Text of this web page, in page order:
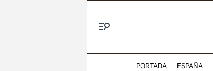
PORTADA ESPAÑA